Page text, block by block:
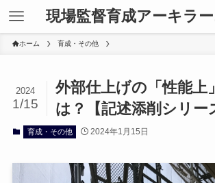
現場監督育成アーキラ
ホーム 育成・その他
外部仕上げの「性能上
は？【記述添削シリー
2024
1/15
育成・その他 2024年1月15日